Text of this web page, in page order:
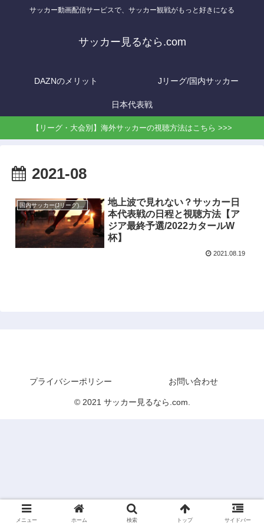
サッカー動画配信サービスで、サッカー観戦がもっと好きになる
サッカー見るなら.com
DAZNのメリット Jリーグ/国内サッカー
日本代表戦
【リーグ・大会別】海外サッカーの視聴方法はこちら >>>
2021-08
国内サッカー(Jリーグ)の視聴方法
地上波で見れない？サッカー日
本代表戦の日程と視聴方法【ア
ジア最終予選/2022カタールW
杯】
2021.08.19
プライバシーポリシー お問い合わせ
© 2021 サッカー見るなら.com.
メニュー ホーム 検索 トップ サイドバー